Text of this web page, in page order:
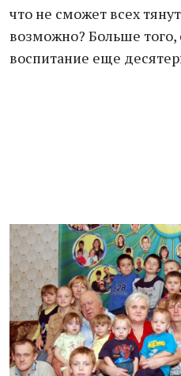
что не сможет всех
возможно? Больше того,
воспитание еще